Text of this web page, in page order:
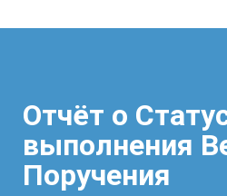
Отчёт о
выполнения
Поручения